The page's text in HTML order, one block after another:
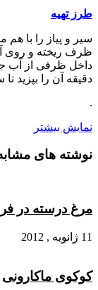
طرز تهیه
سیر و پیاز را با
ظرف ریخته و روی
داخل ظرفی از آب
دقیقه آن را
.
نمایش بیشتر
نوشته های
مرغ درسته در فر
11 ژانویه , 2012
کوکوی ماکارونی